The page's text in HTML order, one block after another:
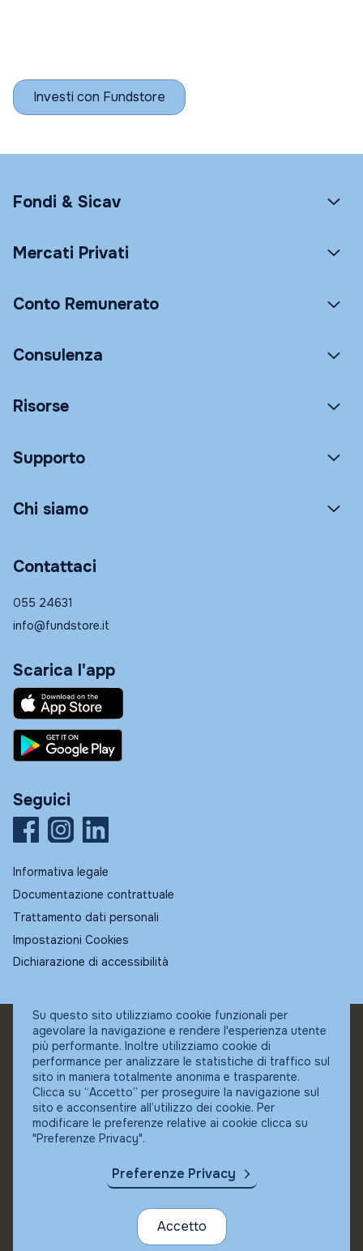
Investi con Fundstore
Fondi & Sicav
Mercati Privati
Conto Remunerato
Consulenza
Risorse
Supporto
Chi siamo
Contattaci
055 24631
info@fundstore.it
Scarica l'app
Seguici
Informativa legale
Documentazione contrattuale
Trattamento dati personali
Impostazioni Cookies
Dichiarazione di accessibilità
© Fundstore
Collocatore autorizzato:
Banca Ifigest SpA
P.Iva: 04337180485
Su questo sito utilizziamo cookie funzionali per
agevolare la navigazione e rendere l'esperienza utente
più performante. Inoltre utilizziamo cookie di
performance per analizzare le statistiche di traffico sul
sito in maniera totalmente anonima e trasparente.
Clicca su “Accetto” per proseguire la navigazione sul
sito e acconsentire all’utilizzo dei cookie. Per
modificare le preferenze relative ai cookie clicca su
"Preferenze Privacy".
Preferenze Privacy
Accetto